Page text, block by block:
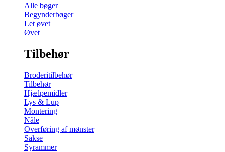
Alle bøger
Begynderbøger
Let øvet
Øvet
Tilbehør
Broderitilbehør
Tilbehør
Hjælpemidler
Lys & Lup
Montering
Nåle
Overføring af mønster
Sakse
Syrammer